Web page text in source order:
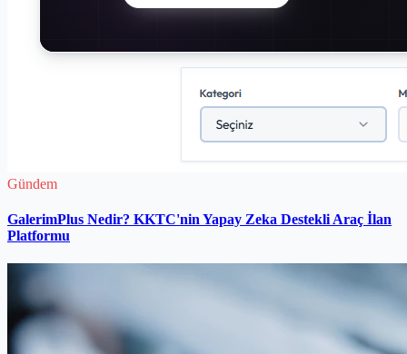
Gündem
GalerimPlus Nedir? KKTC'nin Yapay Zeka Destekli Araç İlan
Platformu